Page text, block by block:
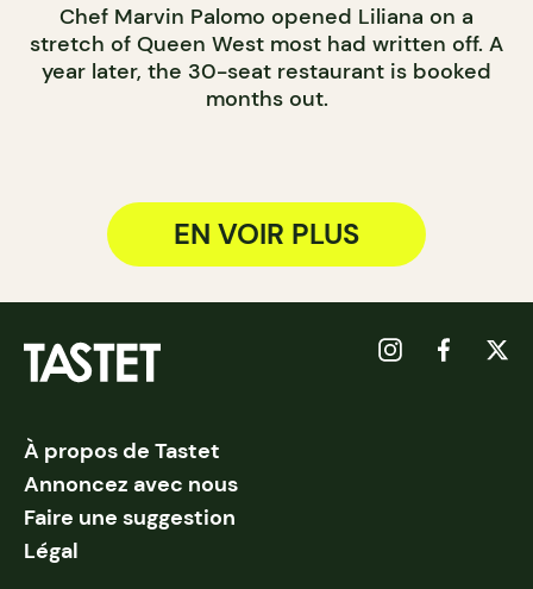
Chef Marvin Palomo opened Liliana on a
stretch of Queen West most had written off. A
year later, the 30-seat restaurant is booked
months out.
EN VOIR PLUS
À propos de Tastet
Annoncez avec nous
Faire une suggestion
Légal